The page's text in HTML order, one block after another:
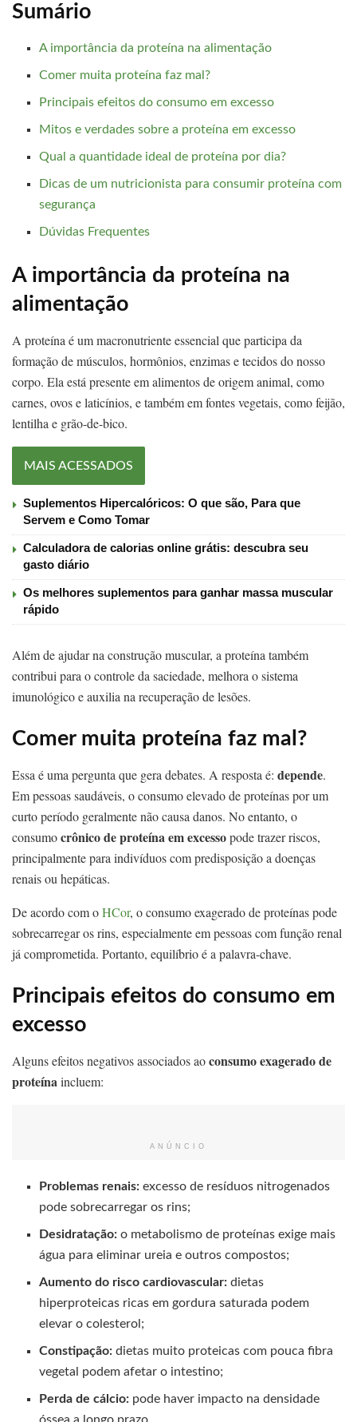
Sumário
A importância da proteína na alimentação
Comer muita proteína faz mal?
Principais efeitos do consumo em excesso
Mitos e verdades sobre a proteína em excesso
Qual a quantidade ideal de proteína por dia?
Dicas de um nutricionista para consumir proteína com
segurança
Dúvidas Frequentes
A importância da proteína na
alimentação
A proteína é um macronutriente essencial que participa da
formação de músculos, hormônios, enzimas e tecidos do nosso
corpo. Ela está presente em alimentos de origem animal, como
carnes, ovos e laticínios, e também em fontes vegetais, como feijão,
lentilha e grão-de-bico.
MAIS ACESSADOS
Suplementos Hipercalóricos: O que são, Para que
Servem e Como Tomar
Calculadora de calorias online grátis: descubra seu
gasto diário
Os melhores suplementos para ganhar massa muscular
rápido
Além de ajudar na construção muscular, a proteína também
contribui para o controle da saciedade, melhora o sistema
imunológico e auxilia na recuperação de lesões.
Comer muita proteína faz mal?
Essa é uma pergunta que gera debates. A resposta é: depende.
Em pessoas saudáveis, o consumo elevado de proteínas por um
curto período geralmente não causa danos. No entanto, o
consumocrônico de proteína em excessopode trazer riscos,
principalmente para indivíduos com predisposição a doenças
renais ou hepáticas.
De acordo com oHCor, o consumo exagerado de proteínas pode
sobrecarregar os rins, especialmente em pessoas com função renal
já comprometida. Portanto, equilíbrio é a palavra-chave.
Principais efeitos do consumo em
excesso
Alguns efeitos negativos associados aoconsumo exagerado de
proteínaincluem:
ANÚNCIO
Problemas renais: excesso de resíduos nitrogenados
pode sobrecarregar os rins;
Desidratação: o metabolismo de proteínas exige mais
água para eliminar ureia e outros compostos;
Aumento do risco cardiovascular: dietas
hiperproteicas ricas em gordura saturada podem
elevar o colesterol;
Constipação: dietas muito proteicas com pouca fibra
vegetal podem afetar o intestino;
Perda de cálcio: pode haver impacto na densidade